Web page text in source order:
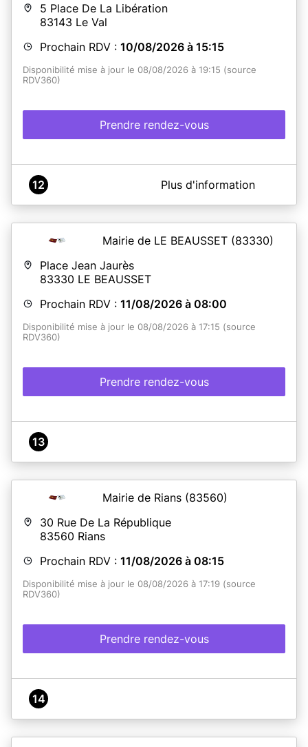
5 Place De La Libération
83143 Le Val
Prochain RDV : 10/08/2026 à 15:15
Disponibilité mise à jour le 08/08/2026 à 19:15 (source
RDV360)
Prendre rendez-vous
A propos de Mairie du VAL
12 Plus d'information
Mairie de LE BEAUSSET (83330)
Place Jean Jaurès
83330 LE BEAUSSET
Prochain RDV : 11/08/2026 à 08:00
Disponibilité mise à jour le 08/08/2026 à 17:15 (source
RDV360)
Prendre rendez-vous
13
Mairie de Rians (83560)
30 Rue De La République
83560 Rians
Prochain RDV : 11/08/2026 à 08:15
Disponibilité mise à jour le 08/08/2026 à 17:19 (source
RDV360)
Prendre rendez-vous
14